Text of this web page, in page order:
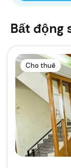
Bất động
Cho thuê